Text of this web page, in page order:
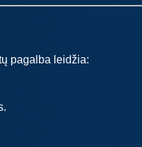
pagalba leidžia: